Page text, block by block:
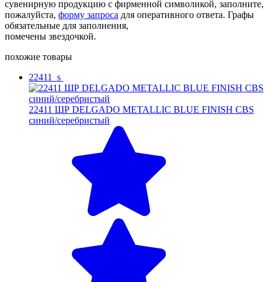
сувенирную продукцию с фирменной символикой, заполните,
пожалуйста, форму запроса для оперативного ответа. Графы
обязательные для заполнения,
помечены звездочкой.
похожие товары
22411_s
22411 ШР DELGADO METALLIC BLUE FINISH CBS
синий/серебристый